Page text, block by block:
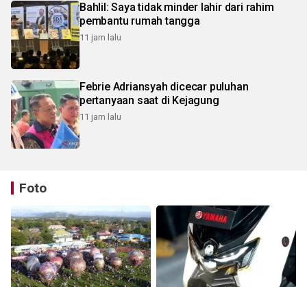
Bahlil: Saya tidak minder lahir dari rahim
pembantu rumah tangga
11 jam lalu
Febrie Adriansyah dicecar puluhan
pertanyaan saat di Kejagung
11 jam lalu
Foto